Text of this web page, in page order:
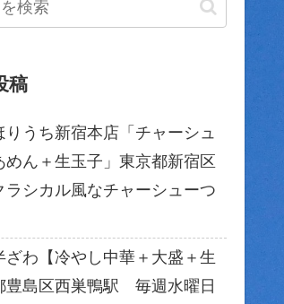
稿
りうち新宿本店「チャーシュ
めん＋生玉子」東京都新宿区
シカル風なチャーシューつ
ざわ【冷やし中華＋大盛＋生
豊島区西巣鴨駅 毎週水曜日